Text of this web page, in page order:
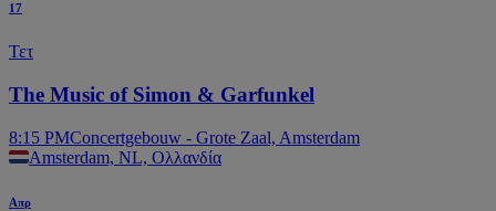
17
Τετ
The Music of Simon & Garfunkel
8:15 PMConcertgebouw - Grote Zaal, Amsterdam
Amsterdam, NL, Ολλανδία
Απρ